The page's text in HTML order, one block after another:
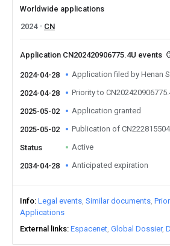
Worldwide applications
2024
CN
Application CN202420906775.4U events
2024-04-28 Application filed by Henan
2024-04-28 Priority to
2025-05-02 Application granted
2025-05-02 Publication of
Status Active
2034-04-28 Anticipated expiration
Info Legal events Similar documents
Applications
External links Espacenet Global Dossier